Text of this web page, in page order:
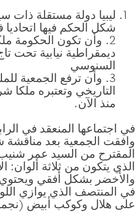
ليبيا دولة مستقلة ذات
شكل الحكم فيها اتحاديا
2. وأن تكون الحكومة
ديمقراطية نيابية تحت
السنوسي
3. وأن ترفع الجمعية
التاريخي وتعتبره ملكا
منذ الآن.
في اجتماعها المنعقد في
وافقت الجمعية بعد مناقشة
المقترح من السيد عمر
الذي يتكون من ثلاثة ألوان:
والأخضر بشكل أفقي
في المنتصف الذي يوازي
على هلال وكوكب أبيض